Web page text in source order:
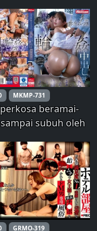
MKMP-731
beramai-
subuh oleh
nafsu dan
pantatku,
sudah menyerah
mereka
di dalam diriku. –
GRMO-319